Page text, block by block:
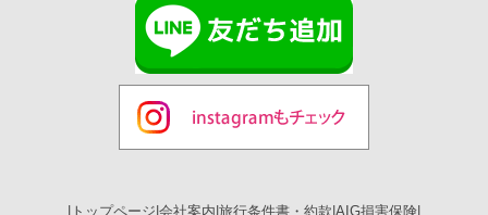
| トップページ|会社案内|旅行条件書・約款|AIG損害保険|